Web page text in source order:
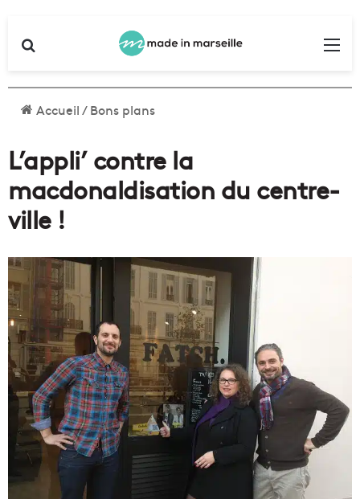
Accueil/Bons plans
L’appli’ contre la
macdonaldisation du centre-
ville !